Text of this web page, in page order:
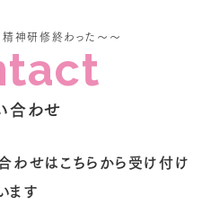
精神研修終わった～～
合わせ
わせはこちらから受け付け
ます